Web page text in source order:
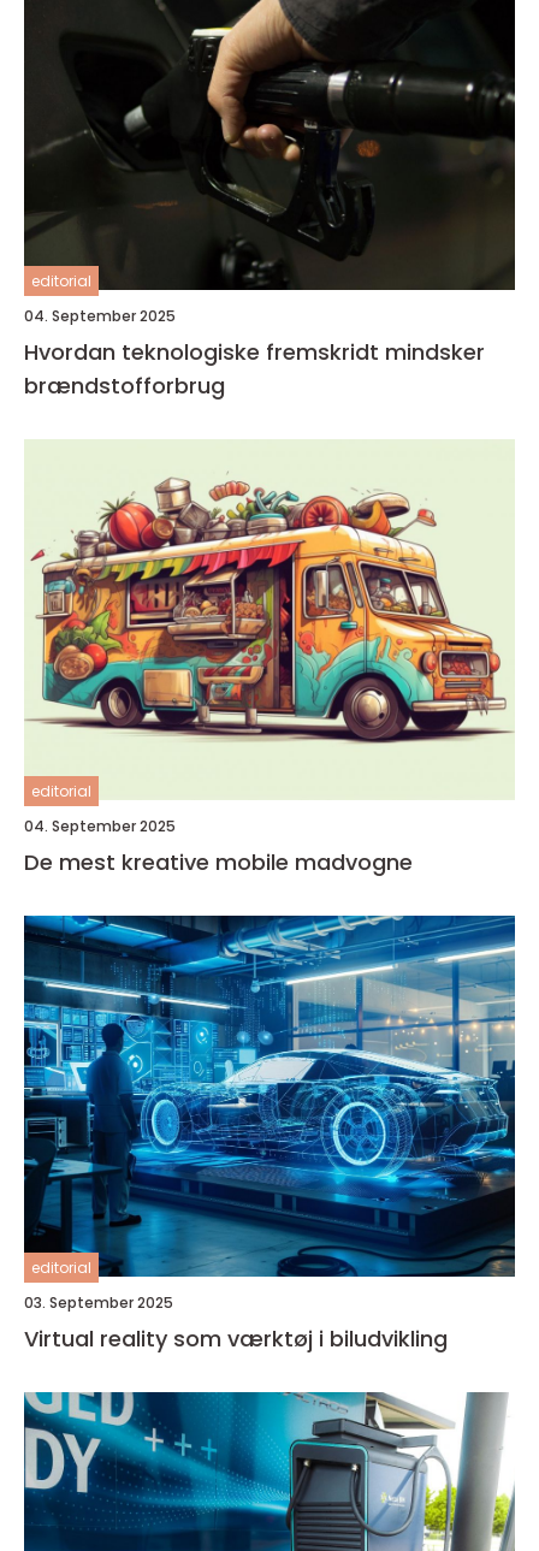
editorial
04. September 2025
Hvordan teknologiske fremskridt mindsker
brændstofforbrug
editorial
04. September 2025
De mest kreative mobile madvogne
editorial
03. September 2025
Virtual reality som værktøj i biludvikling